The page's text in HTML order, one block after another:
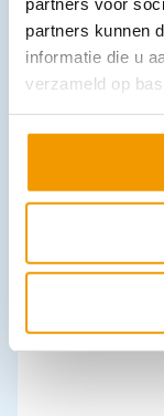
partners kunnen
informatie die u
verzameld op